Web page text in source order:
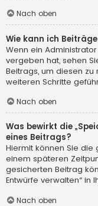
Nach oben
Wie kann ich
Wenn ein
vergeben hat, sehen
Beitrags, um diesen
weiteren Schritte
Nach oben
Was bewirkt die
eines Beitrags?
Hiermit können Sie die
einem späteren
gesicherten Beitrag
Entwürfe verwalten“ in
Nach oben